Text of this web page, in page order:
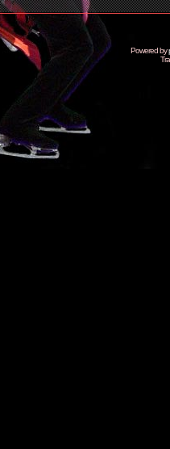
Powered by